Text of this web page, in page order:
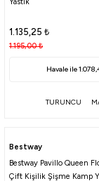
Yastık
1.135,25 ₺
1.195,00₺
Havale ile
TURUNCU
Bestway
Bestway Pavillo Queen
Çift Kişilik Şişme Kamp